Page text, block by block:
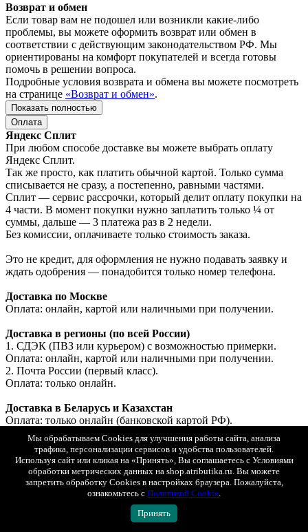
Возврат и обмен
Если товар вам не подошел или возникли какие-либо
проблемы, вы можете оформить возврат или обмен в
соответствии с действующим законодательством РФ. Мы
ориентированы на комфорт покупателей и всегда готовы
помочь в решении вопроса.
Подробные условия возврата и обмена вы можете посмотреть
на странице «Возврат и обмен».
Показать полностью
Оплата
Яндекс Сплит
При любом способе доставке вы можете выбрать оплату
Яндекс Сплит.
Так же просто, как платить обычной картой. Только сумма
списывается не сразу, а постепенно, равными частями.
Сплит — сервис рассрочки, который делит оплату покупки на
4 части. В момент покупки нужно заплатить только ¼ от
суммы, дальше — 3 платежа раз в 2 недели.
Без комиссии, оплачиваете только стоимость заказа.
Это не кредит, для оформления не нужно подавать заявку и
ждать одобрения — понадобится только номер телефона.
Доставка по Москве
Оплата: онлайн, картой или наличными при получении.
Доставка в регионы (по всей России)
1. СДЭК (ПВЗ или курьером) с возможностью примерки.
Оплата: онлайн, картой или наличными при получении.
2. Почта России (первый класс).
Оплата: только онлайн.
Доставка в Беларусь и Казахстан
Оплата: только онлайн (банковской картой РФ).
Показать полностью
Доставка
Минимальная стоимость товаров в заказе для доставки - 1
Заказы меньшей стоимостью можно забрать самовывозом в
магазине в Москве по адресу ул. Ленинская слобода 26 стр. 2
Мы обрабатываем Cookies для улучшения работы сайта, анализа
трафика, персонализации сервисов и удобства пользователей.
Используя сайт или кликая на «Принять», Вы соглашаетесь с Условиями
обработки метрических данных на shop.atributika.ru. Вы можете
запретить обработку Cookies в настройках браузера. Пожалуйста,
ознакомьтесь с Политикой Cookie.
Принять